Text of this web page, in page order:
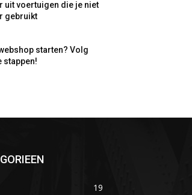
uit voertuigen die je niet
gebruikt
starten? Volg
stappen!
19